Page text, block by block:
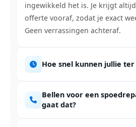
ingewikkeld het is. Je krijgt
offerte vooraf, zodat je exact
Geen verrassingen achteraf.
Hoe snel kunnen jullie
Bellen voor een
gaat dat?